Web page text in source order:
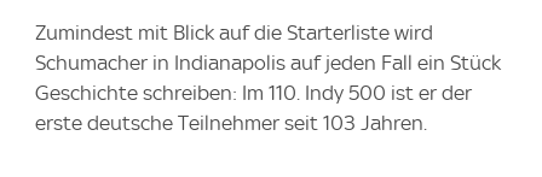
Zumindest mit Blick auf die Starterliste wird
Schumacher in Indianapolis auf jeden Fall ein Stück
Geschichte schreiben: Im 110. Indy 500 ist er der
erste deutsche Teilnehmer seit 103 Jahren.